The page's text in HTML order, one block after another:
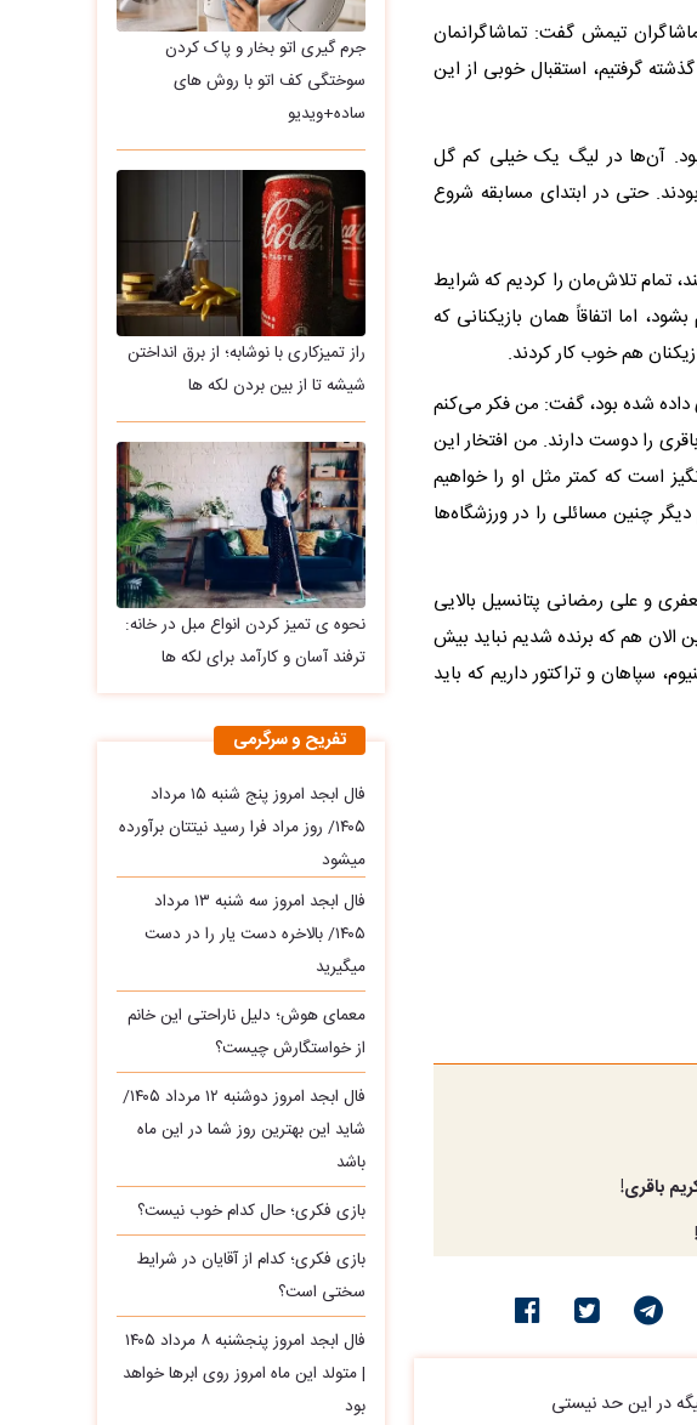
تیمش گفت: تماشاگرانمان
گرفتیم، استقبال خوبی از این
آن‌ها در لیگ یک خیلی کم گل
حتی در ابتدای مسابقه شروع
تمام تلاش‌مان را کردیم که شرایط
اما اتفاقاً همان بازیکنانی که
هم خوب کار کردند.
داده شده بود، گفت: من فکر می‌کنم
را دوست دارند. من افتخار این
است که کمتر مثل او را خواهیم
چنین مسائلی را در ورزشگاه‌ها
و علی رمضانی پتانسیل بالایی
الان هم که برنده شدیم نباید بیش
سپاهان و تراکتور داریم که باید
باقری!
در این حد نیستی
جرم گیری اتو بخار و پاک کردن
سوختگی کف اتو با روش های
ساده+ویدیو
راز تمیزکاری با نوشابه؛ از برق انداختن
شیشه تا از بین بردن لکه ها
نحوه ی تمیز کردن انواع مبل در خانه:
ترفند آسان و کارآمد برای لکه ها
تفریح و سرگرمی
فال ابجد امروز پنج شنبه ۱۵ مرداد
۱۴۰۵/ روز مراد فرا رسید نیتتان برآورده
میشود
فال ابجد امروز سه‌ شنبه ۱۳ مرداد
۱۴۰۵/ بالاخره دست یار را در دست
میگیرید
معمای هوش؛ دلیل ناراحتی این خانم
از خواستگارش چیست؟
فال ابجد امروز دوشنبه ۱۲ مرداد ۱۴۰۵/
شاید این بهترین روز شما در این ماه
باشد
بازی فکری؛ حال کدام خوب نیست؟
بازی فکری؛ کدام از آقایان در شرایط
سختی است؟
فال ابجد امروز پنجشنبه ۸ مرداد ۱۴۰۵
| متولد این ماه امروز روی ابرها خواهد
بود